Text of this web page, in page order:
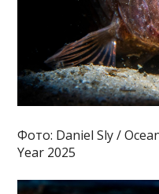
Фото: Daniel Sly /
Year 2025